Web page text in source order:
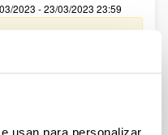
2023 - 23/03/2023 23:59
estudios de biología
2023 - 23/03/2023 23:59